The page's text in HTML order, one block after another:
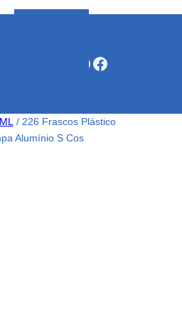
Facebook
/ 226 Frascos Plástico
Alumínio S Cos